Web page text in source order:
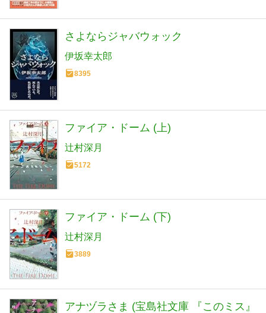
さよならジャバウォック
伊坂幸太郎
8395
ファイア・ドーム (上)
辻村深月
5172
ファイア・ドーム (下)
辻村深月
3889
アナヅラさま (宝島社文庫 『このミス』